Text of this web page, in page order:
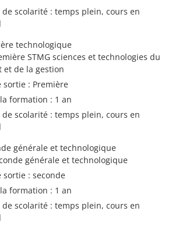
scolarité : temps plein, cours en
technologique
STMG sciences et technologies du
et de la gestion
sortie : Première
formation : 1 an
scolarité : temps plein, cours en
générale et technologique
générale et technologique
sortie : seconde
formation : 1 an
scolarité : temps plein, cours en